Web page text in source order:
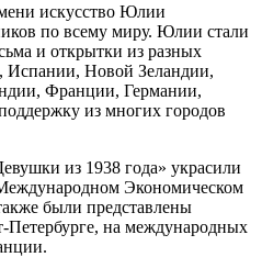
искусство Юлии
по всему миру. Юлии стали
и открытки из разных
Новой Зеландии,
Франции, Германии,
из многих городов
из 1938 года» украсили
Экономическом
были представлены
на международных